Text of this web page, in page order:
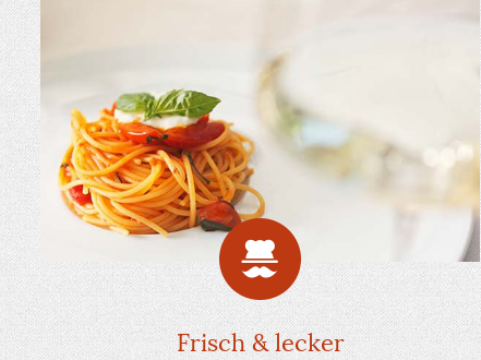
Frisch & lecker